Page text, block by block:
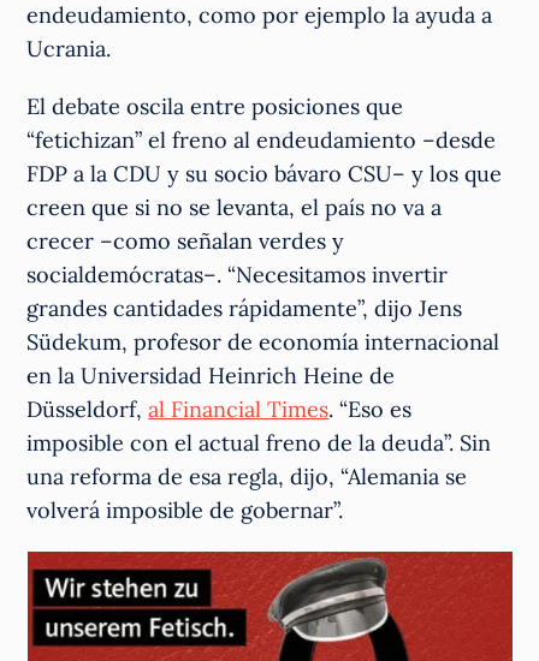
endeudamiento, como por ejemplo la ayuda a
Ucrania.
El debate oscila entre posiciones que
“fetichizan” el freno al endeudamiento –desde
FDP a la CDU y su socio bávaro CSU– y los que
creen que si no se levanta, el país no va a
crecer –como señalan verdes y
socialdemócratas–. “Necesitamos invertir
grandes cantidades rápidamente”, dijo Jens
Südekum, profesor de economía internacional
en la Universidad Heinrich Heine de
Düsseldorf,al Financial Times. “Eso es
imposible con el actual freno de la deuda”. Sin
una reforma de esa regla, dijo, “Alemania se
volverá imposible de gobernar”.